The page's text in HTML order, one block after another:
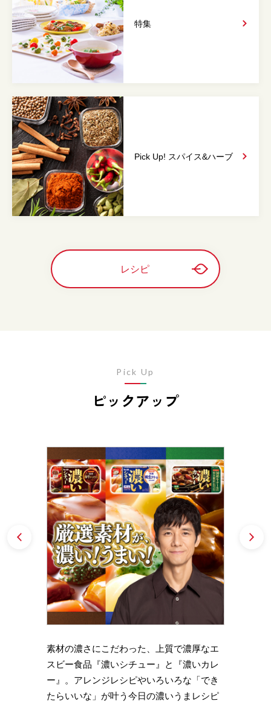
特集
Pick Up! スパイス&ハーブ
レシピ
ピックアップ
Pick Up
素材の濃さにこだわった、上質で濃厚なエ
スビー食品『濃いシチュー』と『濃いカレ
ー』。アレンジレシピやいろいろな「でき
たらいいな」が叶う今日の濃いうまレシピ
Prev